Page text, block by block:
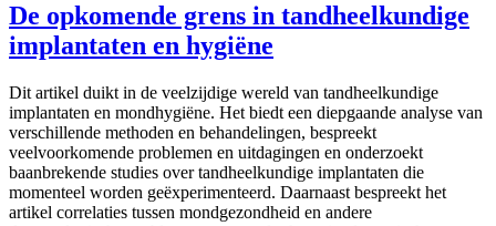
De opkomende grens in tandheelkundige
implantaten en hygiëne
Dit artikel duikt in de veelzijdige wereld van tandheelkundige
implantaten en mondhygiëne. Het biedt een diepgaande analyse van
verschillende methoden en behandelingen, bespreekt
veelvoorkomende problemen en uitdagingen en onderzoekt
baanbrekende studies over tandheelkundige implantaten die
momenteel worden geëxperimenteerd. Daarnaast bespreekt het
artikel correlaties tussen mondgezondheid en andere